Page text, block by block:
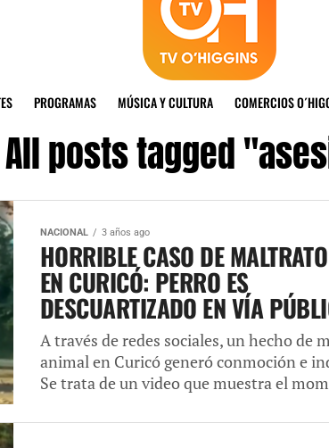
PROGRAMAS MÚSICA Y CULTURA COMERCIOS
All posts tagged
NACIONAL 3 años ago
HORRIBLE CASO DE
EN CURICÓ: PERRO ES
DESCUARTIZADO EN VÍA
A través de redes sociales, un hecho de
animal en Curicó generó conmoción e
Se trata de un video que muestra el